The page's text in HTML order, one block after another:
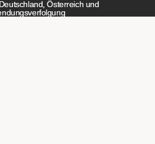
Österreich und
Österreich und